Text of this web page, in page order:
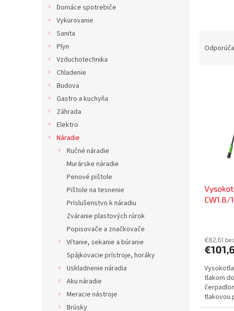
Domáce spotrebiče
Vykurovanie
Sanita
Plyn
Vzduchotechnika
Chladenie
Budova
Gastro a kuchyňa
Záhrada
Elektro
Náradie
Ručné náradie
Murárske náradie
Penové pištole
Pištole na tesnenie
Príslušenstvo k náradiu
Zváranie plastových rúrok
Popisovače a značkovače
Vŕtanie, sekanie a búranie
Spájkovacie prístroje, horáky
Uskladnenie náradia
Aku náradie
Meracie nástroje
Brúsky
CW1.8/
€82,61
tlakom
tlakovou
tryskou,